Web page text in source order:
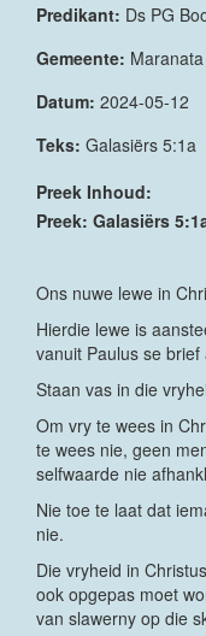
Predikant: Ds PG
Gemeente: Maranata
Datum: 2024-05-12
Teks: Galasiërs 5:1a
Preek Inhoud:
Preek: Galasiërs
Ons nuwe lewe in
Hierdie lewe is
vanuit Paulus se
Staan vas in die
Om vry te wees in
te wees nie, geen
selfwaarde nie
Nie toe te laat dat
nie.
Die vryheid in
ook opgepas moet
van slawerny op die